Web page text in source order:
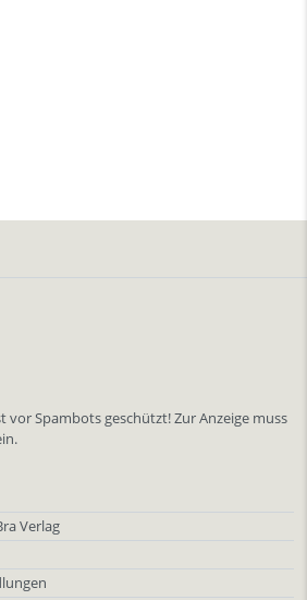
vor Spambots geschützt! Zur Anzeige muss
Verlag